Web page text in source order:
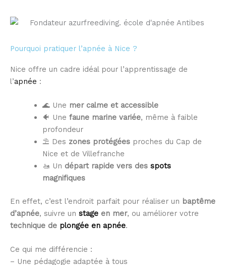
Pourquoi pratiquer l’apnée à Nice ?
Nice offre un cadre idéal pour l’apprentissage de
l’apnée :
🌊 Une mer calme et accessible
🐠 Une faune marine variée, même à faible
profondeur
⛱️ Des zones protégéesproches du Cap de
Nice et de Villefranche
🚤 Un départ rapide vers des spots
magnifiques
En effet, c’est l’endroit parfait pour réaliser un baptême
d’apnée, suivre un stage en mer, ou améliorer votre
technique de plongée en apnée.
Ce qui me différencie :
– Une pédagogie adaptée à tous